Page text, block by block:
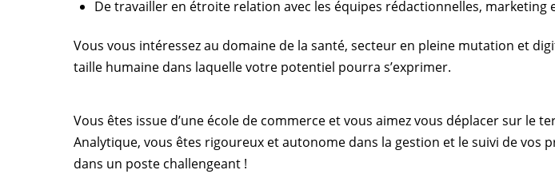
De travailler en étroite relation avec les équipes rédactionnelles, marketing
Vous vous intéressez au domaine de la santé, secteur en pleine mutation et
taille humaine dans laquelle votre potentiel pourra s’exprimer.
Vous êtes issue d’une école de commerce et vous aimez vous déplacer sur le
Analytique, vous êtes rigoureux et autonome dans la gestion et le suivi de vos
dans un poste challengeant !